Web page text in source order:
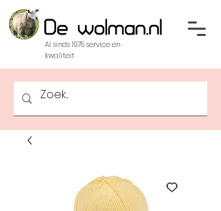
Al sinds 1976 service en
kwaliteit